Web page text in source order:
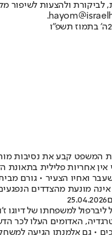
לביקורת ולהצעות לשיפור
ה' בתמוז תשפ"ו
אחריות פלילית בתאונת
ואחיו הצעיר • גורם
אינה מונעת מהצדדים
25.04.2026
למשפחתו של דיוגו
האדומים העלו לכר
• גם אלמנתו הגיעה